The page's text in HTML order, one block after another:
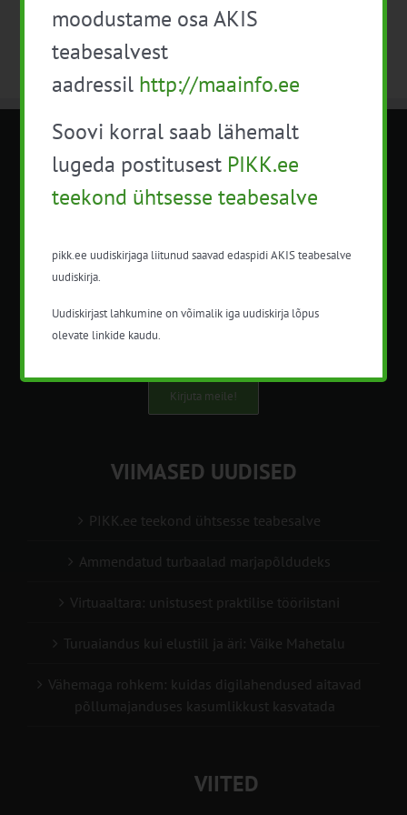
METK NÕUANDETEENISTUS
Nõuandeteenistuse nimetuse alt
nõustamisteenuseid.
info@pikk.ee
Kirjuta meile!
VIIMASED UUDISED
PIKK.ee teekond ühtsesse teabesalve
Ammendatud turbaalad marjapõldudeks
Virtuaaltara: unistusest praktilise tööriistani
Turuaiandus kui elustiil ja äri: Väike Mahetalu
Vähemaga rohkem: kuidas digilahendused aitavad
põllumajanduses kasumlikkust kasvatada
VIITED
moodustame osa AKIS
teabesalvest
aadressil http://maainfo.ee
Soovi korral saab lähemalt
lugeda postitusest PIKK.ee
teekond ühtsesse teabesalve
pikk.ee uudiskirjaga liitunud saavad edaspidi AKIS teabesalve
uudiskirja.
Uudiskirjast lahkumine on võimalik iga uudiskirja lõpus
olevate linkide kaudu.